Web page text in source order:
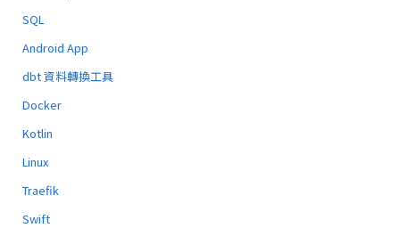
SQL
Android App
dbt 資料轉換工具
Docker
Kotlin
Linux
Traefik
Swift